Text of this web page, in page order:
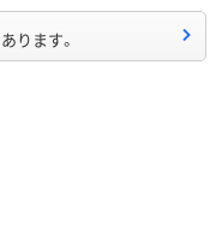
ります。